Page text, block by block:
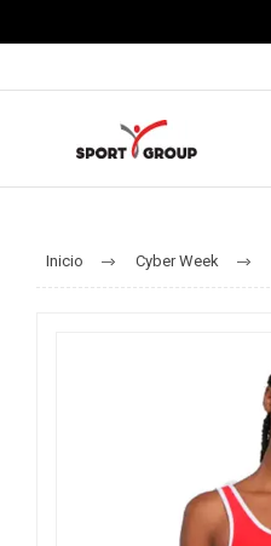
Inicio Cyber Week